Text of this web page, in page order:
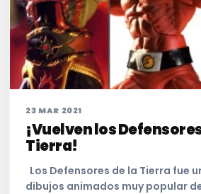
23 MAR 2021
¡Vuelven los
Tierra!
Los Defensores de la Tierra fue
dibujos animados muy popular